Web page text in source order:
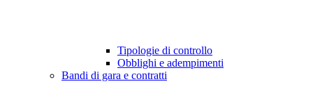
Tipologie di controllo
Obblighi e adempimenti
Bandi di gara e contratti